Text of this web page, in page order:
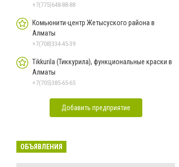
+7(775)648-88-88
Комьюнити-центр Жетысуского района в
Алматы
+7(708)334-45-39
Tikkurila (Тиккурила), функциональные краски в
Алматы
+7(705)385-65-65
Добавить предприятие
ОБЪЯВЛЕНИЯ